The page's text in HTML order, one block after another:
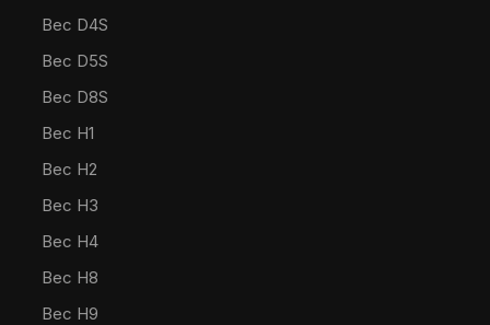
Bec D4S
Bec D5S
Bec D8S
Bec H1
Bec H2
Bec H3
Bec H4
Bec H8
Bec H9